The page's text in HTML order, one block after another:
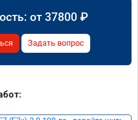
от 37800 ₽
Задать вопрос